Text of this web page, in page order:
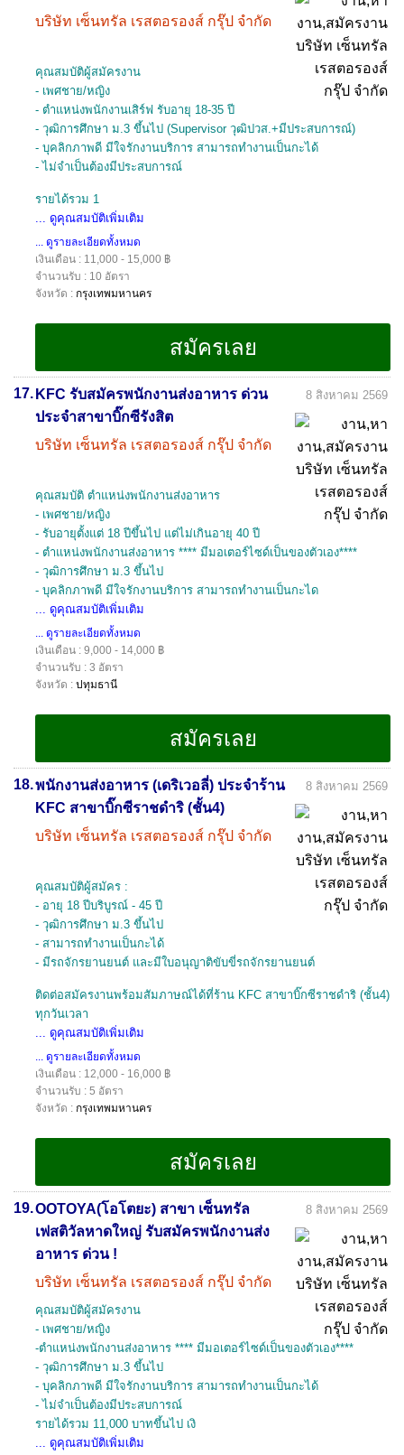
บริษัท เซ็นทรัล เรสตอรองส์ กรุ๊ป จำกัด
คุณสมบัติผู้สมัครงาน
- เพศชาย/หญิง
- ตำแหน่งพนักงานเสิร์ฟ รับอายุ 18-35 ปี
- วุฒิการศึกษา ม.3 ขึ้นไป (Supervisor วุฒิปวส.+มีประสบการณ์)
- บุคลิกภาพดี มีใจรักงานบริการ สามารถทำงานเป็นกะได้
- ไม่จำเป็นต้องมีประสบการณ์
รายได้รวม 1
... ดูคุณสมบัติเพิ่มเติม
... ดูรายละเอียดทั้งหมด
เงินเดือน : 11,000 - 15,000 ฿
จำนวนรับ : 10 อัตรา
จังหวัด : กรุงเทพมหานคร
17. KFC รับสมัครพนักงานส่งอาหาร ด่วน
ประจำสาขาบิ๊กซีรังสิต
บริษัท เซ็นทรัล เรสตอรองส์ กรุ๊ป จำกัด
8 สิงหาคม 2569
คุณสมบัติ ตำแหน่งพนักงานส่งอาหาร
- เพศชาย/หญิง
- รับอายุตั้งแต่ 18 ปีขึ้นไป แต่ไม่เกินอายุ 40 ปี
- ตำแหน่งพนักงานส่งอาหาร **** มีมอเตอร์ไซด์เป็นของตัวเอง****
- วุฒิการศึกษา ม.3 ขึ้นไป
- บุคลิกภาพดี มีใจรักงานบริการ สามารถทำงานเป็นกะได
... ดูคุณสมบัติเพิ่มเติม
... ดูรายละเอียดทั้งหมด
เงินเดือน : 9,000 - 14,000 ฿
จำนวนรับ : 3 อัตรา
จังหวัด : ปทุมธานี
18.พนักงานส่งอาหาร (เดริเวอลี่) ประจำร้าน
KFC สาขาบิ๊กซีราชดำริ (ชั้น4)
บริษัท เซ็นทรัล เรสตอรองส์ กรุ๊ป จำกัด
8 สิงหาคม 2569
คุณสมบัติผู้สมัคร :
- อายุ 18 ปีบริบูรณ์ - 45 ปี
- วุฒิการศึกษา ม.3 ขึ้นไป
- สามารถทำงานเป็นกะได้
- มีรถจักรยานยนต์ และมีใบอนุญาติขับขี่รถจักรยานยนต์
ติดต่อสมัครงานพร้อมสัมภาษณ์ได้ที่ร้าน KFC สาขาบิ๊กซีราชดำริ (ชั้น4)
ทุกวันเวลา
... ดูคุณสมบัติเพิ่มเติม
... ดูรายละเอียดทั้งหมด
เงินเดือน : 12,000 - 16,000 ฿
จำนวนรับ : 5 อัตรา
จังหวัด : กรุงเทพมหานคร
19.OOTOYA(โอโตยะ) สาขา เซ็นทรัล
เฟสติวัลหาดใหญ่ รับสมัครพนักงานส่ง
อาหาร ด่วน !
บริษัท เซ็นทรัล เรสตอรองส์ กรุ๊ป จำกัด
8 สิงหาคม 2569
คุณสมบัติผู้สมัครงาน
- เพศชาย/หญิง
-ตำแหน่งพนักงานส่งอาหาร **** มีมอเตอร์ไซด์เป็นของตัวเอง****
- วุฒิการศึกษา ม.3 ขึ้นไป
- บุคลิกภาพดี มีใจรักงานบริการ สามารถทำงานเป็นกะได้
- ไม่จำเป็นต้องมีประสบการณ์
รายได้รวม 11,000 บาทขึ้นไป เงิ
... ดูคุณสมบัติเพิ่มเติม